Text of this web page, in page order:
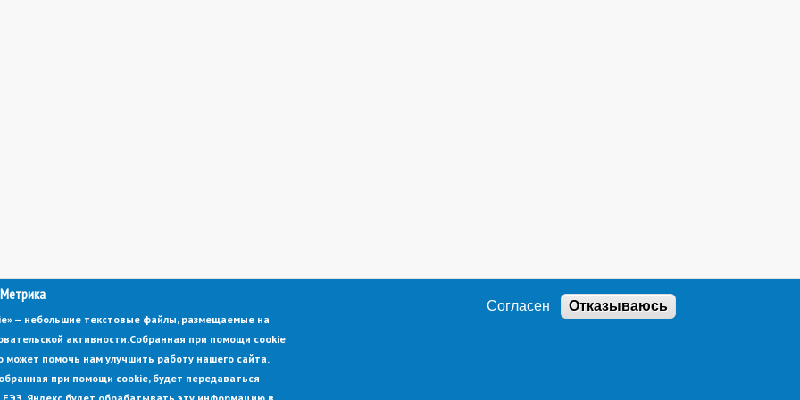
— небольшие текстовые файлы, размещаемые на
активности.Собранная при помощи cookie
помочь нам улучшить работу нашего сайта.
при помощи cookie, будет передаваться
Согласен Отказываюсь